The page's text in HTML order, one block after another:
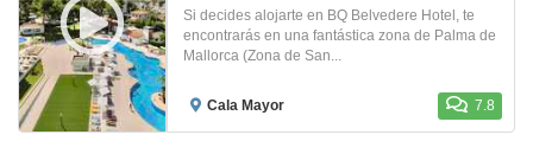
Si decides alojarte en BQ Belvedere Hotel, te
encontrarás en una fantástica zona de Palma de
Mallorca (Zona de San...
Cala Mayor 7.8